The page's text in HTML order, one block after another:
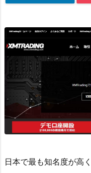
日本で最も知名度が高